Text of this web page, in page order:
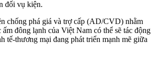
đối vụ kiện.
chống phá giá và trợ cấp (AD/CVD) nhằm
đông lạnh của Việt Nam có thể sẽ tác động
tế-thương mại đang phát triển mạnh mẽ giữa